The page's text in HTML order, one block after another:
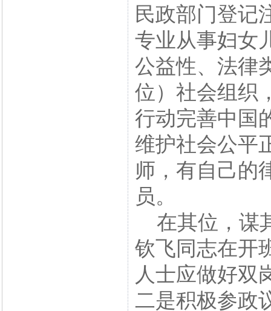
民政部门登记
专业从事妇女
公益性、法律
位）社会组织
行动完善中国
维护社会公平
师，有自己的
员。
在其位，谋
钦飞同志在开
人士应做好双
二是积极参政